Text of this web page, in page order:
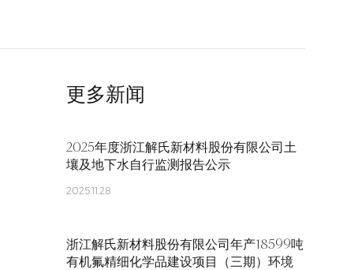
更多新闻
2025年度浙江解氏新材料股份有限公司土
壤及地下水自行监测报告公示
2025.11.28
浙江解氏新材料股份有限公司年产18599吨
有机氟精细化学品建设项目（三期）环境